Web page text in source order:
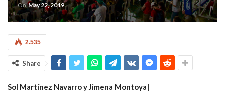
OnMay 22, 2019
2.535
Share
Sol Martínez Navarro y Jimena Montoya|